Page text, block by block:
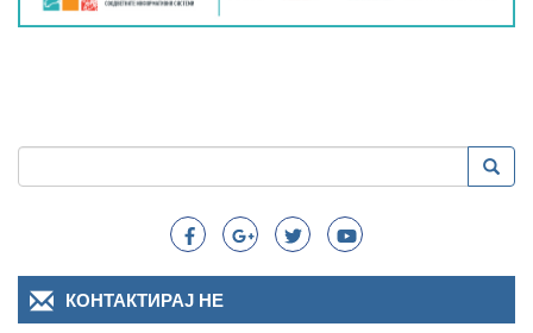
Search
Пребарување
КОНТАКТИРАЈ НЕ